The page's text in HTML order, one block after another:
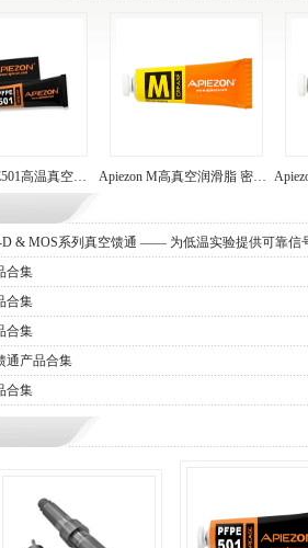
Apiezon PFPE501高温真空润滑脂 英国阿皮松/阿佩佐（现货） Apiezon M高真空润滑脂 密封脂 英国阿皮松/阿佩佐（现货）
D & MOS系列真空馈通 —— 为低温实验提供可靠信
合集
合集
合集
通产品合集
合集